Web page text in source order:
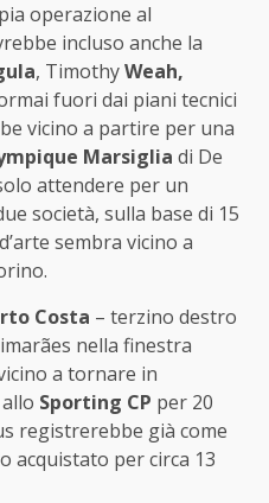
operazione al
incluso anche la
, TimothyWeah,
fuori dai piani tecnici
vicino a partire per una
Marsiglia di De
attendere per un
società, sulla base di 15
sembra vicino a
Costa – terzino destro
nella finestra
a tornare in
Sporting CP per 20
registrerebbe già come
acquistato per circa 13